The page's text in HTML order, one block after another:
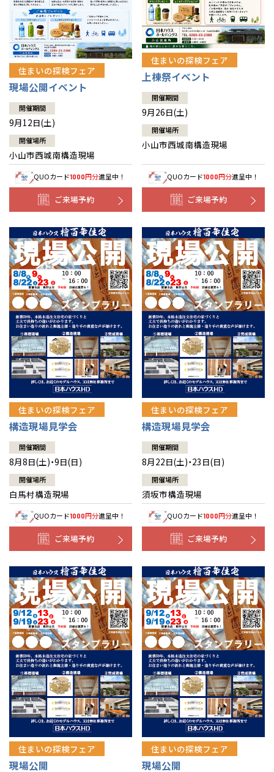
住まいの探検フェア
現場公開イベント
開催期間
9月12日(土)
開催場所
小山市西城南構造現場
QUOカード1000円分進呈中！
ご来場予約
住まいの探検フェア
上棟祭イベント
開催期間
9月26日(土)
開催場所
小山市西城南構造現場
QUOカード1000円分進呈中！
ご来場予約
住まいの探検フェア
構造現場見学会
開催期間
8月8日(土)・9日(日)
開催場所
白馬村構造現場
QUOカード1000円分進呈中！
ご来場予約
住まいの探検フェア
構造現場見学会
開催期間
8月22日(土)・23日(日)
開催場所
須坂市構造現場
QUOカード1000円分進呈中！
ご来場予約
住まいの探検フェア
現場公開
住まいの探検フェア
現場公開